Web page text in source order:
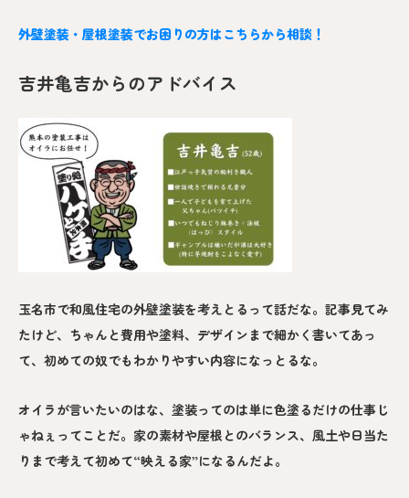
外壁塗装・屋根塗装でお困りの方はこちらから相談！
吉井亀吉からのアドバイス
玉名市で和風住宅の外壁塗装を考えとるって話だな。記事見てみ
たけど、ちゃんと費用や塗料、デザインまで細かく書いてあっ
て、初めての奴でもわかりやすい内容になっとるな。
オイラが言いたいのはな、塗装ってのは単に色塗るだけの仕事じ
ゃねぇってことだ。家の素材や屋根とのバランス、風土や日当た
りまで考えて初めて“映える家”になるんだよ。